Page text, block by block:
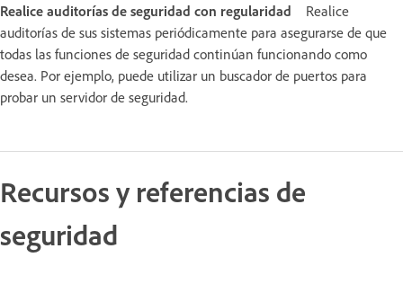
Realice auditorías de seguridad con regularidad
Realice
auditorías de sus sistemas periódicamente para asegurarse de que
todas las funciones de seguridad continúan funcionando como
desea. Por ejemplo, puede utilizar un buscador de puertos para
probar un servidor de seguridad.
Recursos y referencias de
seguridad